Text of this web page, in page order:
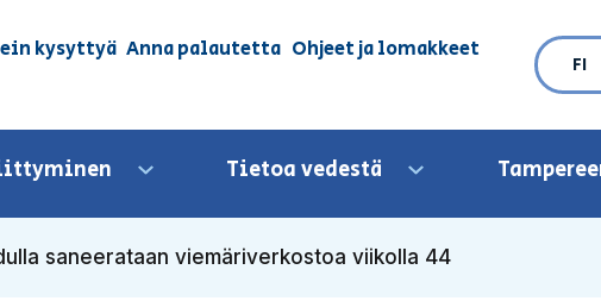
kysyttyä Anna palautetta Ohjeet ja lomakkeet
FI
Avaa valikkoTietoa vedestä Avaa valikko
saneerataan viemäriverkostoa viikolla 44